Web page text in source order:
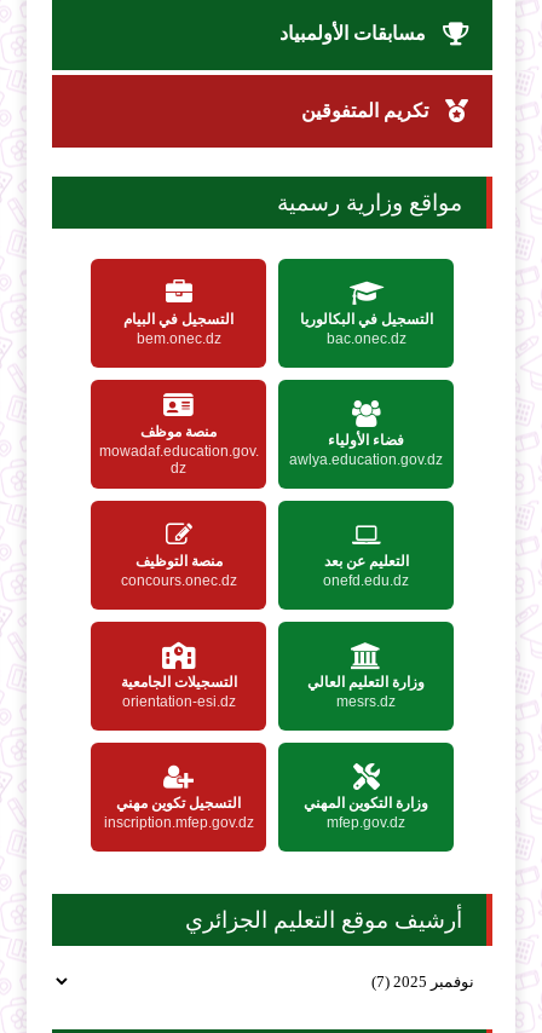
مسابقات الأولمبياد
تكريم المتفوقين
مواقع وزارية رسمية
التسجيل في البكالوريا
bac.onec.dz
التسجيل في البيام
bem.onec.dz
فضاء الأولياء
awlya.education.gov.dz
منصة موظف
mowadaf.education.gov.
dz
التعليم عن بعد
onefd.edu.dz
منصة التوظيف
concours.onec.dz
وزارة التعليم العالي
mesrs.dz
التسجيلات الجامعية
orientation-esi.dz
وزارة التكوين المهني
mfep.gov.dz
التسجيل تكوين مهني
inscription.mfep.gov.dz
أرشيف موقع التعليم الجزائري